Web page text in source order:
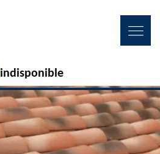
indisponible